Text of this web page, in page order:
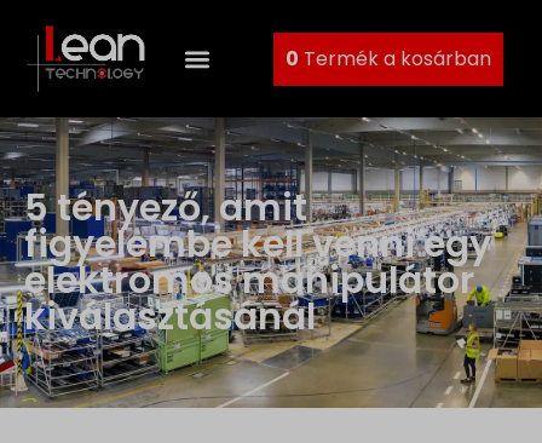
0 Termék a kosárban
5 tényező, amit
figyelembe kell venni egy
elektromos manipulátor
kiválasztásánál